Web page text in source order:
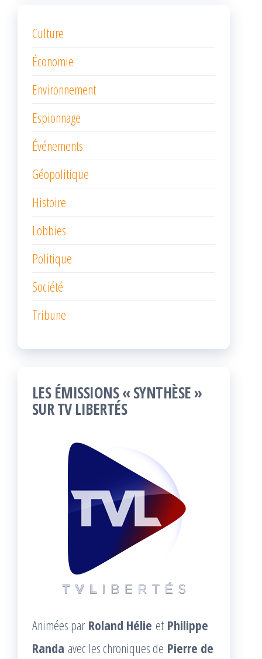
Culture
Économie
Environnement
Espionnage
Événements
Géopolitique
Histoire
Lobbies
Politique
Société
Tribune
LES ÉMISSIONS « SYNTHÈSE »
SUR TV LIBERTÉS
Animées par Roland Hélie et Philippe
Randa avec les chroniques de Pierre de